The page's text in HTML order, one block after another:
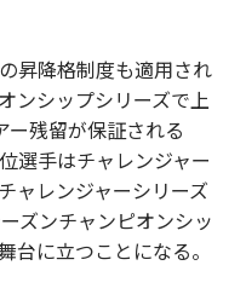
昇降格制度も適用され
ンシップシリーズで上
ー残留が保証される
選手はチャレンジャー
ャレンジャーシリーズ
ズンチャンピオンシッ
台に立つことになる。